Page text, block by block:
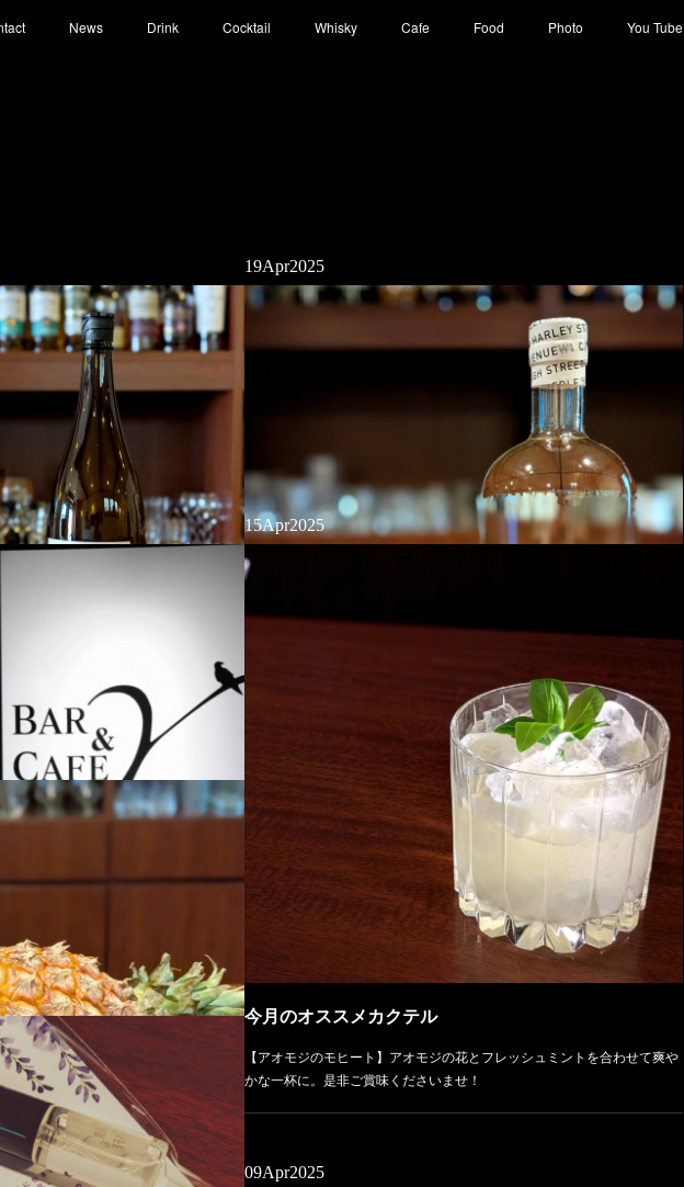
News Drink Cocktail Whisky Cafe Food Photo You Tube
山甚七商店」と世界初のクラフトコー
レーション。秘伝の伊良コーラスパイ
19Apr2025
新着ジン
【ビクトリアンバット ジン ビスポークバッチ "オックスフォード・ストリ
ート"】スタンダードのダブルジュニパーをトリプルジュニパーに増量
し、グレンロセスの樽で3年以上熟成。樽の香味とトリプルジュニパー…
業の開始は未定ですのでご了承下さい
15Apr2025
今月のオススメカクテル
【アオモジのモヒート】アオモジの花とフレッシュミントを合わせて爽や
かな一杯に。是非ご賞味くださいませ！
09Apr2025